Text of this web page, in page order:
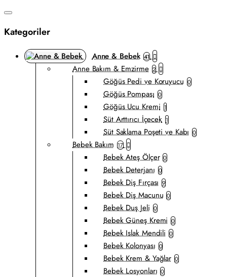
Kategoriler
Anne & Bebek 41
Anne Bakım & Emzirme 2
Göğüs Pedi ve Koruyucu 0
Göğüs Pompası 0
Göğüs Ucu Kremi 1
Süt Arttırıcı İçecek 1
Süt Saklama Poşeti ve Kabı 0
Bebek Bakım 17
Bebek Ateş Ölçer 0
Bebek Deterjanı 0
Bebek Diş Fırçası 9
Bebek Diş Macunu 0
Bebek Duş Jeli 0
Bebek Güneş Kremi 0
Bebek Islak Mendili 0
Bebek Kolonyası 0
Bebek Krem & Yağlar 0
Bebek Losyonları 0